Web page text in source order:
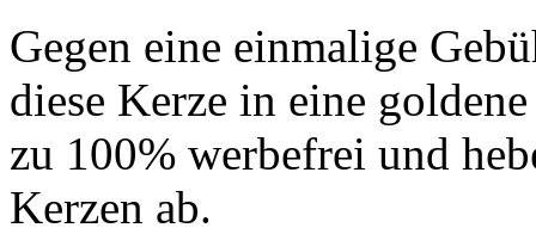
Gegen eine einmalige
diese Kerze in eine
zu 100% werbefrei und
Kerzen ab.